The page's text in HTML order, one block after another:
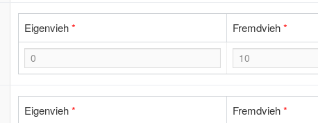
Eigenvieh* Fremdvieh*
Eigenvieh* Fremdvieh*